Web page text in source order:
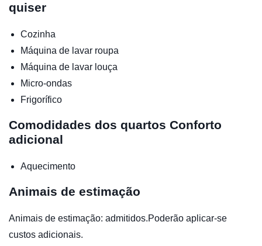
quiser
Cozinha
Máquina de lavar roupa
Máquina de lavar louça
Micro-ondas
Frigorífico
Comodidades dos quartos Conforto
adicional
Aquecimento
Animais de estimação
Animais de estimação: admitidos.Poderão aplicar-se
custos adicionais.